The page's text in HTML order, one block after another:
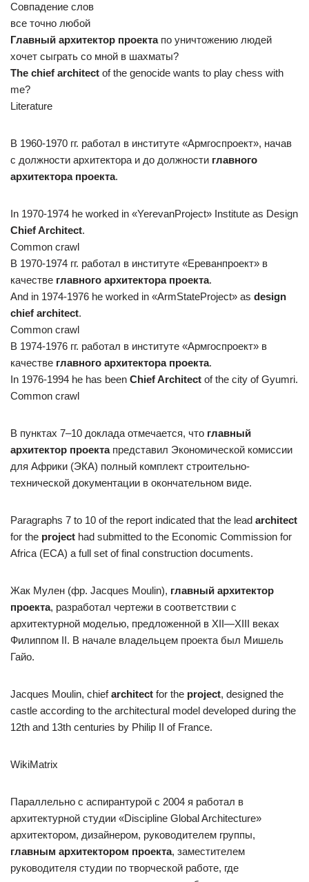
Совпадение слов
все точно любой
Главный архитектор проектапо уничтожению людей
хочет сыграть со мной в шахматы?
The chief architect of the genocide wants to play chess with
me?
Literature
В 1960-1970 гг. работал в институте «Армгоспроект», начав
с должности архитектора и до должности главного
архитектора проекта.
In 1970-1974 he worked in «YerevanProject» Institute as Design
Chief Architect.
Common crawl
В 1970-1974 гг. работал в институте «Ереванпроект» в
качестве главного архитектора проекта.
And in 1974-1976 he worked in «ArmStateProject» as design
chief architect.
Common crawl
В 1974-1976 гг. работал в институте «Армгоспроект» в
качестве главного архитектора проекта.
In 1976-1994 he has been Chief Architect of the city of Gyumri.
Common crawl
В пунктах 7–10 доклада отмечается, что главный
архитектор проектапредставил Экономической комиссии
для Африки (ЭКА) полный комплект строительно-
технической документации в окончательном виде.
Paragraphs 7 to 10 of the report indicated that the lead architect
for the project had submitted to the Economic Commission for
Africa (ECA) a full set of final construction documents.
Жак Мулен (фр. Jacques Moulin), главный архитектор
проекта, разработал чертежи в соответствии с
архитектурной моделью, предложенной в XII—XIII веках
Филиппом II. В начале владельцем проекта был Мишель
Гайо.
Jacques Moulin, chiefarchitect for the project, designed the
castle according to the architectural model developed during the
12th and 13th centuries by Philip II of France.
WikiMatrix
Параллельно с аспирантурой с 2004 я работал в
архитектурной студии «Discipline Global Architecture»
архитектором, дизайнером, руководителем группы,
главным архитектором проекта, заместителем
руководителя студии по творческой работе, где